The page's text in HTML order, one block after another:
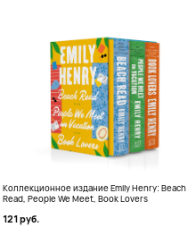
Коллекционное издание Emily Henry: Beach
Read, People We Meet, Book Lovers
121 руб.